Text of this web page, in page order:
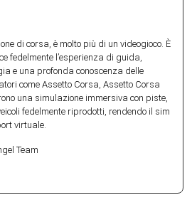
di corsa, è molto più di un videogioco. È
fedelmente l’esperienza di guida,
e una profonda conoscenza delle
come Assetto Corsa, Assetto Corsa
una simulazione immersiva con piste,
fedelmente riprodotti, rendendo il sim
virtuale.
Team